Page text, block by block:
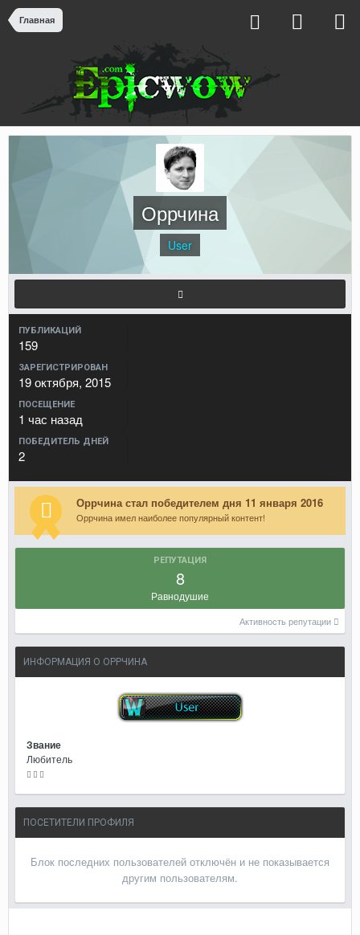
Главная
Оррчина
User
ПУБЛИКАЦИЙ
159
ЗАРЕГИСТРИРОВАН
19 октября, 2015
ПОСЕЩЕНИЕ
1 час назад
ПОБЕДИТЕЛЬ ДНЕЙ
2
Оррчина стал победителем дня 11 января 2016
Оррчина имел наиболее популярный контент!
РЕПУТАЦИЯ
8
Равнодушие
Активность репутации
ИНФОРМАЦИЯ О ОРРЧИНА
Звание
Любитель
ПОСЕТИТЕЛИ ПРОФИЛЯ
Блок последних пользователей отключён и не показывается
другим пользователям.